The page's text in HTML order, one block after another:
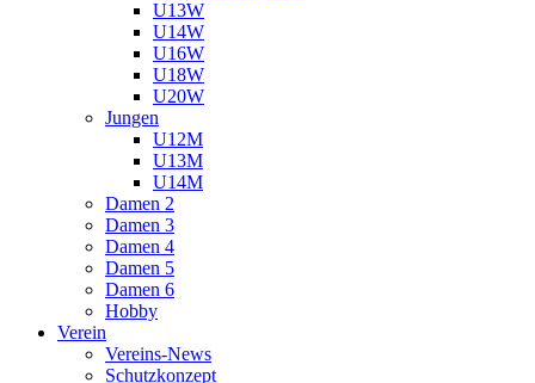
U13W
U14W
U16W
U18W
U20W
Jungen
U12M
U13M
U14M
Damen 2
Damen 3
Damen 4
Damen 5
Damen 6
Hobby
Verein
Vereins-News
Schutzkonzept